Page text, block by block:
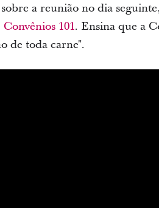
a reunião no dia
101. Ensina que a
de toda carne".